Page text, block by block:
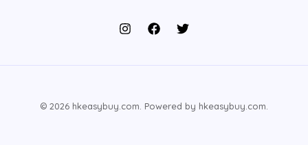
© 2026 hkeasybuy.com. Powered by hkeasybuy.com.